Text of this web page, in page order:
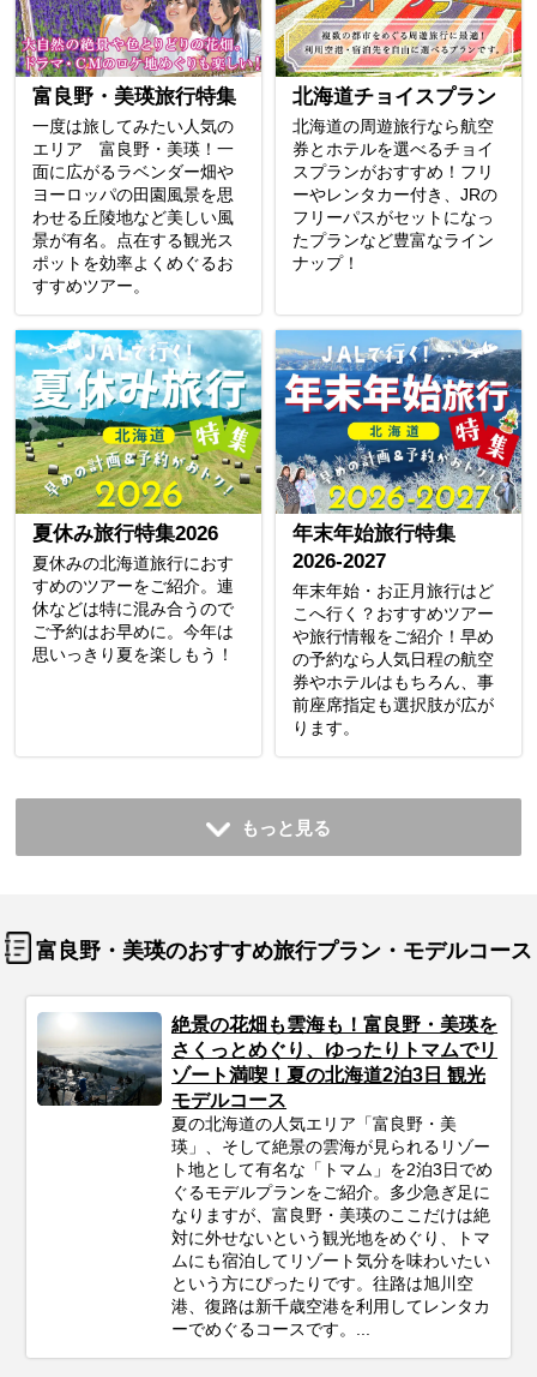
富良野・美瑛旅行特集
一度は旅してみたい人気の
エリア 富良野・美瑛！一
面に広がるラベンダー畑や
ヨーロッパの田園風景を思
わせる丘陵地など美しい風
景が有名。点在する観光ス
ポットを効率よくめぐるお
すすめツアー。
北海道チョイスプラン
北海道の周遊旅行なら航空
券とホテルを選べるチョイ
スプランがおすすめ！フリ
ーやレンタカー付き、JRの
フリーパスがセットになっ
たプランなど豊富なライン
ナップ！
夏休み旅行特集2026
夏休みの北海道旅行におす
すめのツアーをご紹介。連
休などは特に混み合うので
ご予約はお早めに。今年は
思いっきり夏を楽しもう！
年末年始旅行特集
2026-2027
年末年始・お正月旅行はど
こへ行く？おすすめツアー
や旅行情報をご紹介！早め
の予約なら人気日程の航空
券やホテルはもちろん、事
前座席指定も選択肢が広が
ります。
もっと見る
富良野・美瑛のおすすめ旅行プラン・モデルコース
絶景の花畑も雲海も！富良野・美瑛を
さくっとめぐり、ゆったりトマムでリ
ゾート満喫！夏の北海道2泊3日 観光
モデルコース
夏の北海道の人気エリア「富良野・美
瑛」、そして絶景の雲海が見られるリゾー
ト地として有名な「トマム」を2泊3日でめ
ぐるモデルプランをご紹介。多少急ぎ足に
なりますが、富良野・美瑛のここだけは絶
対に外せないという観光地をめぐり、トマ
ムにも宿泊してリゾート気分を味わいたい
という方にぴったりです。往路は旭川空
港、復路は新千歳空港を利用してレンタカ
ーでめぐるコースです。...